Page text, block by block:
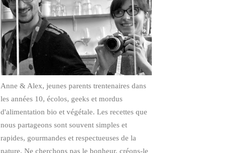
Anne & Alex, jeunes parents trentenaires dans
les années 10, écolos, geeks et mordus
d'alimentation bio et végétale. Les recettes que
nous partageons sont souvent simples et
rapides, gourmandes et respectueuses de la
nature. Ne cherchons pas le bonheur, créons-le